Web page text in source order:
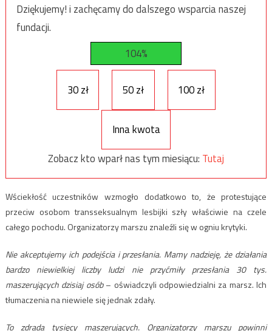
Dziękujemy! i zachęcamy do dalszego wsparcia naszej
fundacji.
104%
30 zł 50 zł 100 zł
Inna kwota
Zobacz kto wparł nas tym miesiącu: Tutaj
Wściekłość uczestników wzmogło dodatkowo to, że protestujące
przeciw osobom transseksualnym lesbijki szły właściwie na czele
całego pochodu. Organizatorzy marszu znaleźli się w ogniu krytyki.
Nie akceptujemy ich podejścia i przesłania. Mamy nadzieję, że działania
bardzo niewielkiej liczby ludzi nie przyćmiły przesłania 30 tys.
maszerujących dzisiaj osób– oświadczyli odpowiedzialni za marsz. Ich
tłumaczenia na niewiele się jednak zdały.
To zdrada tysięcy maszerujących. Organizatorzy marszu powinni